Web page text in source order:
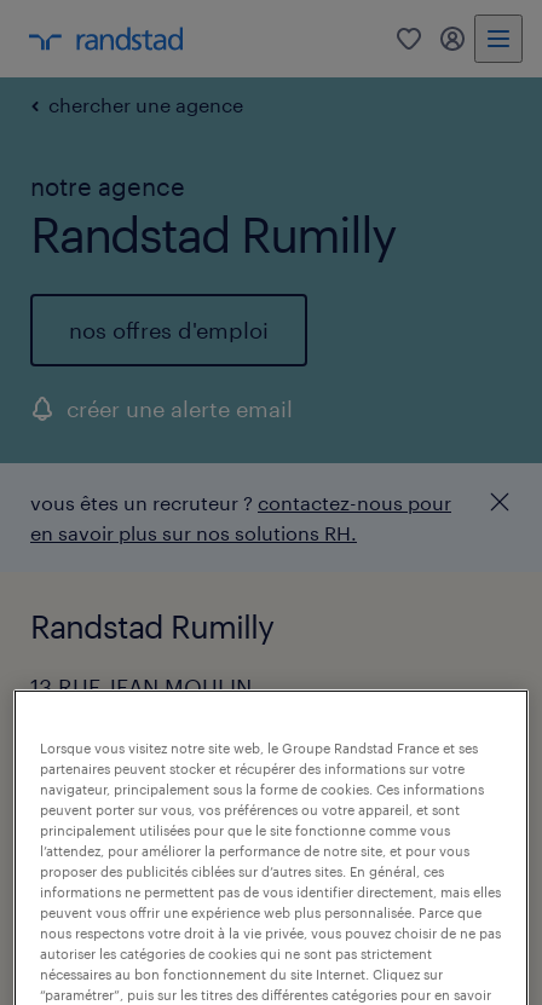
0 mon
chercher une agence
notre agence
Randstad Rumilly
nos offres d'emploi
créer une alerte email
vous êtes un recruteur ? contactez-nous pour
en savoir plus sur nos solutions RH.
Randstad Rumilly
13 RUE JEAN MOULIN
Rumilly
itinéraire
appeler l'agence
nos horaires
Lorsque vous visitez notre site web, le Groupe Randstad France et ses
partenaires peuvent stocker et récupérer des informations sur votre
navigateur, principalement sous la forme de cookies. Ces informations
peuvent porter sur vous, vos préférences ou votre appareil, et sont
principalement utilisées pour que le site fonctionne comme vous
l’attendez, pour améliorer la performance de notre site, et pour vous
proposer des publicités ciblées sur d’autres sites. En général, ces
informations ne permettent pas de vous identifier directement, mais elles
peuvent vous offrir une expérience web plus personnalisée. Parce que
nous respectons votre droit à la vie privée, vous pouvez choisir de ne pas
autoriser les catégories de cookies qui ne sont pas strictement
nécessaires au bon fonctionnement du site Internet. Cliquez sur
“paramétrer”, puis sur les titres des différentes catégories pour en savoir